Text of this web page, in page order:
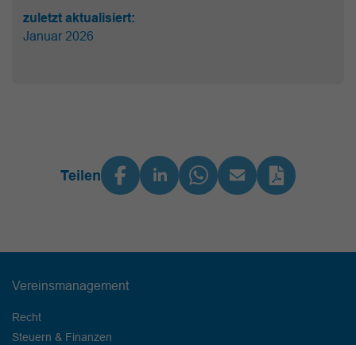
zuletzt aktualisiert:
Januar 2026
Teilen
Vereinsmanagement
Recht
Steuern & Finanzen